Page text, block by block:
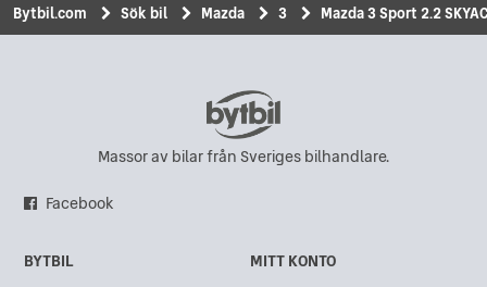
Bytbil.com Sök bil Mazda 3 Mazda 3 Sport 2.2
Massor av bilar från Sveriges bilhandlare.
Facebook
BYTBIL MITT KONTO